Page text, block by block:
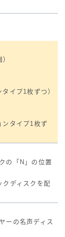
イプ1枚ずつ）
ンタイプ1枚ず
の「N」の位置
クディスクを配
ーの名声ディス